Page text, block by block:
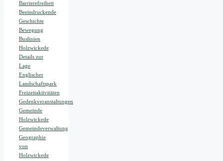
Barrierefreiheit
Beeindruckende
Geschichte
Bewegung
Buslinien
Holzwickede
Details zur
Lage
Englischer
Landschaftspark
Freizeitaktivitäten
Gedenkveranstaltungen
Gemeinde
Holzwickede
Gemeindeverwaltung
Geographie
von
Holzwickede